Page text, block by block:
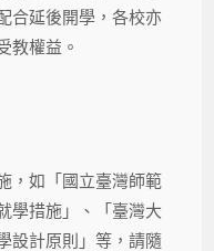
合延後開學，各校亦
教權益。
，如「國立臺灣師範
學措施」、「臺灣大
設計原則」等，請隨